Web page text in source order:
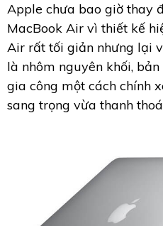
Apple chưa bao giờ thay
MacBook Air vì thiết kế
Air rất tối giản nhưng lại
là nhôm nguyên khối,
gia công một cách chính
sang trọng vừa thanh